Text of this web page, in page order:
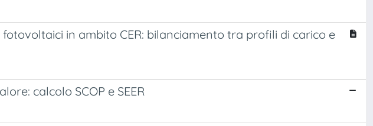
in ambito CER: bilanciamento tra profili di carico e
calcolo SCOP e SEER